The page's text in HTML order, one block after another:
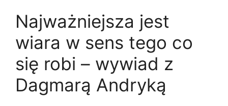
Najważniejsza jest
wiara w sens tego co
się robi – wywiad z
Dagmarą Andryką